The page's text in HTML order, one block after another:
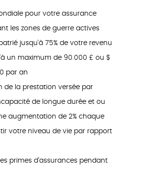
pour votre assurance
les zones de guerre actives
jusqu'à 75% de votre revenu
un maximum de 90.000 £ ou $
par an
de la prestation versée par
de longue durée et ou
augmentation de 2% chaque
votre niveau de vie par rapport
primes d’assurances pendant